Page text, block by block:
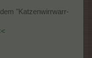
"Katzenwirrwarr-